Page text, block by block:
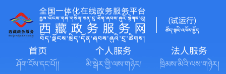
首页
ཤོག་ངོས་དང་པོ།།
个人服务
མི་སྒེར་གྱི་ལས་གཉེར།
法人服务
ཁྲིམས་མིའི་ལས་གཉེར།